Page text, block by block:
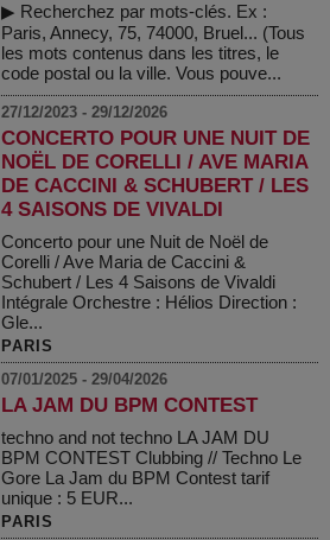
▶ Recherchez par mots-clés. Ex :
Paris, Annecy, 75, 74000, Bruel... (Tous
les mots contenus dans les titres, le
code postal ou la ville. Vous pouve...
27/12/2023 - 29/12/2026
CONCERTO POUR UNE NUIT DE
NOËL DE CORELLI / AVE MARIA
DE CACCINI & SCHUBERT / LES
4 SAISONS DE VIVALDI
Concerto pour une Nuit de Noël de
Corelli / Ave Maria de Caccini &
Schubert / Les 4 Saisons de Vivaldi
Intégrale Orchestre : Hélios Direction :
Gle...
PARIS
07/01/2025 - 29/04/2026
LA JAM DU BPM CONTEST
techno and not techno LA JAM DU
BPM CONTEST Clubbing // Techno Le
Gore La Jam du BPM Contest tarif
unique : 5 EUR...
PARIS